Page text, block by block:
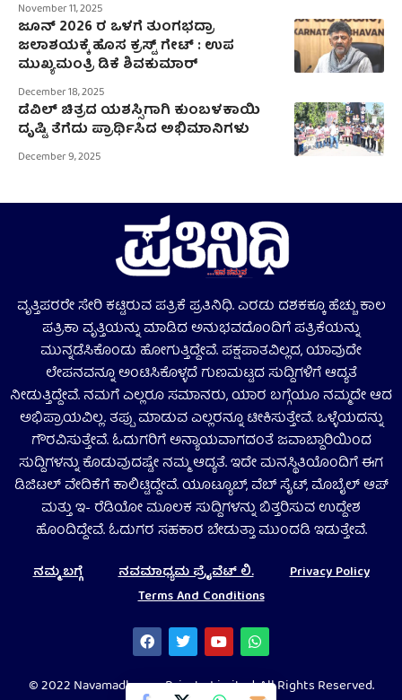
November 11, 2025
ಜೂನ್ 2026 ರ ಒಳಗೆ ತುಂಗಭದ್ರಾ
ಜಲಾಶಯಕ್ಕೆ ಹೊಸ ಕ್ರಸ್ಟ್ ಗೇಟ್ : ಉಪ
ಮುಖ್ಯಮಂತ್ರಿ ಡಿಕೆ ಶಿವಕುಮಾರ್
December 18, 2025
ಡೆವಿಲ್ ಚಿತ್ರದ ಯಶಸ್ಸಿಗಾಗಿ ಕುಂಬಳಕಾಯಿ
ದೃಷ್ಟಿ ತೆಗೆದು ಪ್ರಾರ್ಥಿಸಿದ ಅಭಿಮಾನಿಗಳು
December 9, 2025
ವೃತ್ತಿಪರರೇ ಸೇರಿ ಕಟ್ಟಿರುವ ಪತ್ರಿಕೆ ಪ್ರತಿನಿಧಿ. ಎರಡು ದಶಕಕ್ಕೂ ಹೆಚ್ಚು ಕಾಲ
ಪತ್ರಿಕಾ ವೃತ್ತಿಯನ್ನು ಮಾಡಿದ ಅನುಭವದೊಂದಿಗೆ ಪತ್ರಿಕೆಯನ್ನು
ಮುನ್ನಡೆಸಿಕೊಂಡು ಹೋಗುತ್ತಿದ್ದೇವೆ. ಪಕ್ಷಪಾತವಿಲ್ಲದ, ಯಾವುದೇ
ಲೇಪನವನ್ನೂ ಅಂಟಿಸಿಕೊಳ್ಳದೆ ಗುಣಮಟ್ಟದ ಸುದ್ದಿಗಳಿಗೆ ಆದ್ಯತೆ
ನೀಡುತ್ತಿದ್ದೇವೆ. ನಮಗೆ ಎಲ್ಲರೂ ಸಮಾನರು, ಯಾರ ಬಗ್ಗೆಯೂ ನಮ್ಮದೇ ಆದ
ಅಭಿಪ್ರಾಯವಿಲ್ಲ. ತಪ್ಪು ಮಾಡುವ ಎಲ್ಲರನ್ನೂ ಟೀಕಿಸುತ್ತೇವೆ. ಒಳ್ಳೆಯದನ್ನು
ಗೌರವಿಸುತ್ತೇವೆ. ಓದುಗರಿಗೆ ಅನ್ಯಾಯವಾಗದಂತೆ ಜವಾಬ್ದಾರಿಯಿಂದ
ಸುದ್ದಿಗಳನ್ನು ಕೊಡುವುದಷ್ಟೇ ನಮ್ಮ ಆದ್ಯತೆ. ಇದೇ ಮನಸ್ಥಿತಿಯೊಂದಿಗೆ ಈಗ
ಡಿಜಿಟಲ್‌ ವೇದಿಕೆಗೆ ಕಾಲಿಟ್ಟಿದ್ದೇವೆ. ಯೂಟ್ಯೂಬ್‌, ವೆಬ್ ಸೈಟ್‌, ಮೊಬೈಲ್‌ ಆಪ್‌
ಮತ್ತು ಇ- ರೆಡಿಯೋ ಮೂಲಕ ಸುದ್ದಿಗಳನ್ನು ಬಿತ್ತರಿಸುವ ಉದ್ದೇಶ
ಹೊಂದಿದ್ದೇವೆ. ಓದುಗರ ಸಹಕಾರ ಬೇಡುತ್ತಾ ಮುಂದಡಿ ಇಡುತ್ತೇವೆ.
ನಮ್ಮ ಬಗ್ಗೆ ನವಮಾಧ್ಯಮ ಪ್ರೈವೆಟ್‌ ಲಿ.
Privacy Policy
Terms And Conditions
© 2022 Navamadhyama Private Limited. All Rights Reserved.